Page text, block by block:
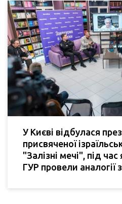
У Києві відбулася
присвяченої
"Залізні мечі", під
ГУР провели аналогії